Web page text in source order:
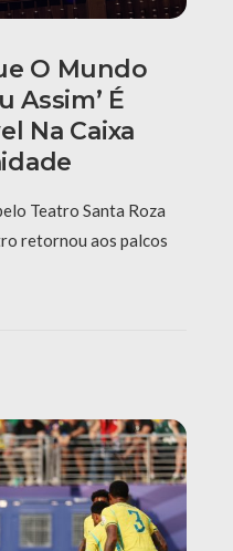
O Mundo
Assim’ É
Na Caixa
Teatro Santa Roza
retornou aos palcos